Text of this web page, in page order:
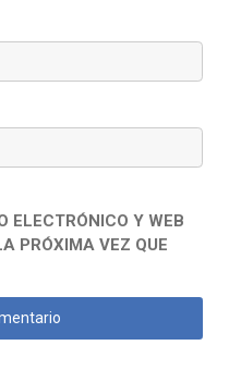
ELECTRÓNICO Y WEB
PRÓXIMA VEZ QUE